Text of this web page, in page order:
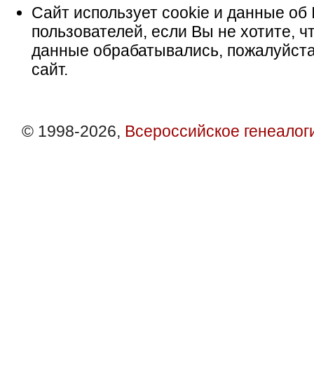
Сайт использует cookie и данные об
пользователей, если Вы не хотите,
данные обрабатывались,
сайт.
© 1998-2026, Всероссийское